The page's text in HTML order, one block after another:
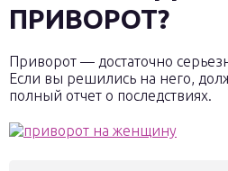
ПРИВОРОТ?
Приворот — достаточно
Если вы решились на него,
полный отчет о последствиях.